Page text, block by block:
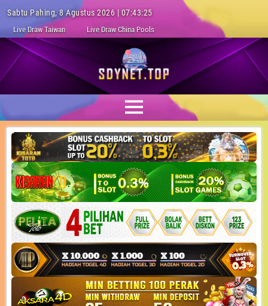
Sabtu Pahing, 8 Agustus 2026 | 07:43:26
Live Draw Taiwan Live Draw China Pools